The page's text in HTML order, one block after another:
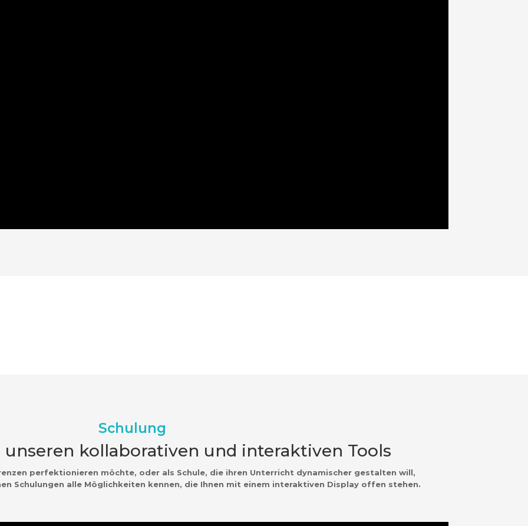
Schulung
kollaborativen und interaktiven Tools
perfektionieren möchte, oder als Schule, die ihren Unterricht dynamischer gestalten will,
Schulungen alle Möglichkeiten kennen, die Ihnen mit einem interaktiven Display offen stehen.